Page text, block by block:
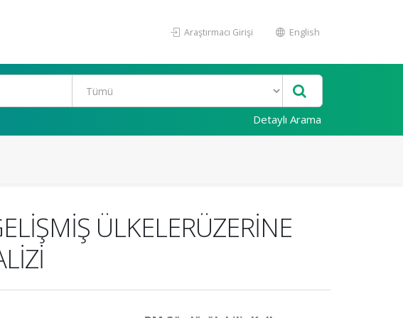
Araştırmacı Girişi English
Detaylı Arama
ÜLKELERÜZERİNE